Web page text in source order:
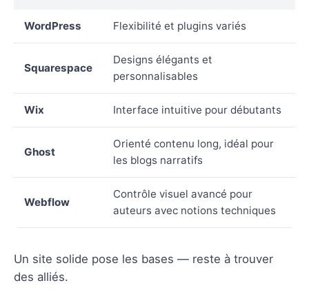
WordPress Flexibilité et plugins variés
Squarespace
Designs élégants et
personnalisables
Wix Interface intuitive pour débutants
Ghost
Orienté contenu long, idéal pour
les blogs narratifs
Webflow
Contrôle visuel avancé pour
auteurs avec notions techniques
Un site solide pose les bases — reste à trouver
des alliés.